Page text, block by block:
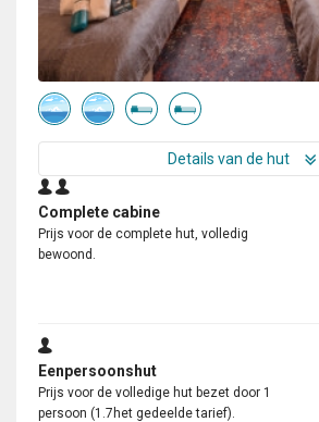
Details van de hut
Complete cabine
Prijs voor de complete hut, volledig
bewoond.
Eenpersoonshut
Prijs voor de volledige hut bezet door 1
persoon (1.7het gedeelde tarief).